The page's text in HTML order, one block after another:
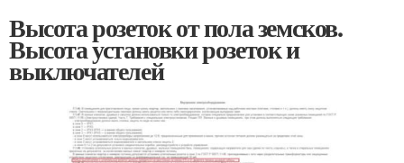
Высота розеток от пола земсков.
Высота установки розеток и
выключателей